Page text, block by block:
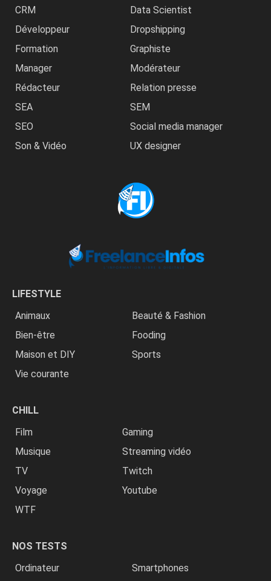
CRM
Data Scientist
Développeur
Dropshipping
Formation
Graphiste
Manager
Modérateur
Rédacteur
Relation presse
SEA
SEM
SEO
Social media manager
Son & Vidéo
UX designer
LIFESTYLE
Animaux
Beauté & Fashion
Bien-être
Fooding
Maison et DIY
Sports
Vie courante
CHILL
Film
Gaming
Musique
Streaming vidéo
TV
Twitch
Voyage
Youtube
WTF
NOS TESTS
Ordinateur
Smartphones